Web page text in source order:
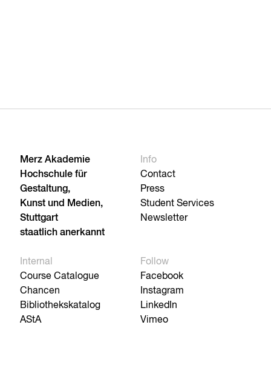
Merz Akademie
Hochschule für
Gestaltung,
Kunst und Medien,
Stuttgart
staatlich anerkannt
Info
Contact
Press
Student Services
Newsletter
Internal
Course Catalogue
Chancen
Bibliothekskatalog
AStA
Follow
Facebook
Instagram
LinkedIn
Vimeo